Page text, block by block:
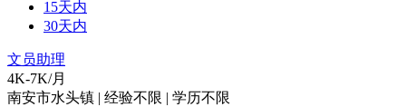
15天内
30天内
文员助理
4K-7K/月
南安市水头镇 | 经验不限 | 学历不限